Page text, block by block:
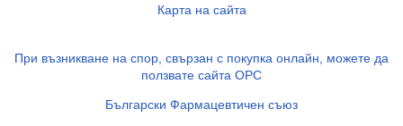
Карта на сайта
При възникване на спор, свързан с покупка онлайн, можете да
ползвате сайта ОРС
Български Фармацевтичен съюз